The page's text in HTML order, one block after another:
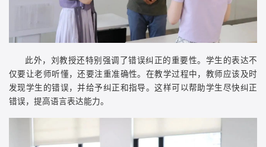
此外，刘教授还特别强调了错误纠正的重要性。学生的表达不
仅要让老师听懂，还要注重准确性。在教学过程中，教师应该及时
发现学生的错误，并给予纠正和指导。这样可以帮助学生尽快纠正
错误，提高语言表达能力。